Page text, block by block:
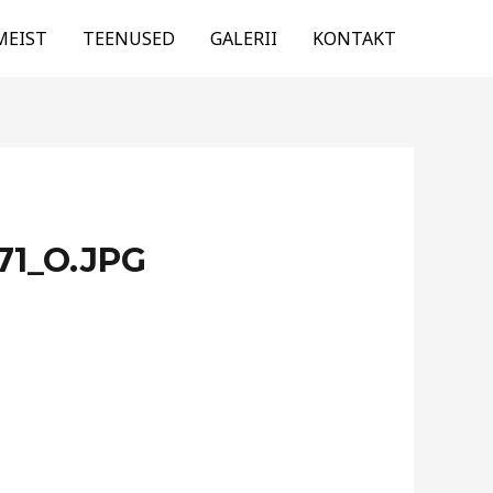
TEENUSED GALERII KONTAKT